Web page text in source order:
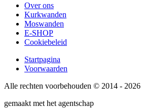
Over ons
Kurkwanden
Moswanden
E-SHOP
Cookiebeleid
Startpagina
Voorwaarden
Alle rechten voorbehouden © 2014 - 2026
gemaakt met het agentschap